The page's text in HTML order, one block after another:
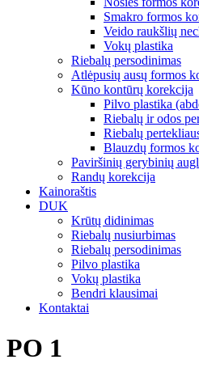
Smakro formos
Veido raukšlių
Vokų plastika
Riebalų persodinimas
Atlėpusių ausų formos
Kūno kontūrų korekcija
Pilvo plastika
Riebalų ir odos
Riebalų
Blauzdų formos
Paviršinių gerybinių
Randų korekcija
Kainoraštis
DUK
Krūtų didinimas
Riebalų nusiurbimas
Riebalų persodinimas
Pilvo plastika
Vokų plastika
Bendri klausimai
Kontaktai
PO 1